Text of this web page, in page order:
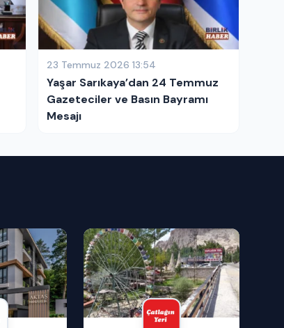
23 Temmuz 2026 13:54
Yaşar Sarıkaya’dan 24 Temmuz
Gazeteciler ve Basın Bayramı
Mesajı